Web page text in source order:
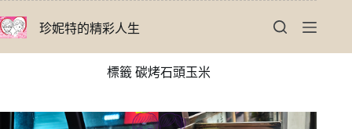
至
珍妮特的精彩人生
標籤碳烤石頭玉米